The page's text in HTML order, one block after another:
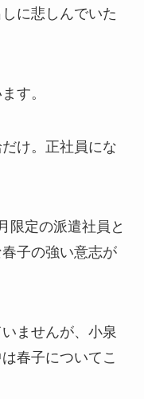
に悲しんでいた
す。
け。正社員にな
限定の派遣社員と
子の強い意志が
ませんが、小泉
春子についてこ